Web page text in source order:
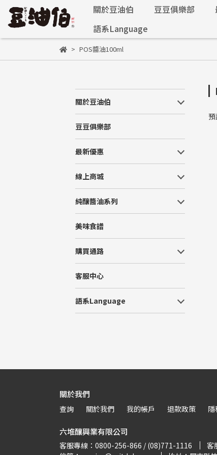
關於豆油伯 豆豆俱樂部
語系Language
POS醬油100ml
關於豆油伯
豆豆俱樂部
最新優惠
線上商城
純釀醬油系列
美味食譜
購買通路
客服中心
語系Language
關於我們
查詢 關於我們 我的帳戶 退款政策
六堆釀興業有限公司
客服專線：0800-256-866 / (08)771-1116
客